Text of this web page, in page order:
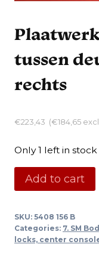
tussen
rechts
€223,43 (€184,65
Only 1 left in stock
Plaatwerk
SM
tussen
deur
Add to cart
SKU: 5408 156 B
Categories: 7. SM
locks, center